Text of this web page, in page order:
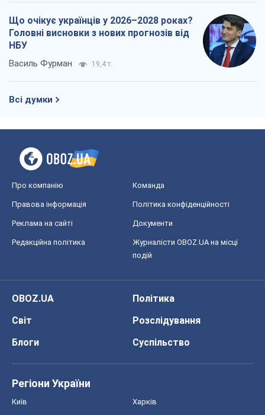
Що очікує українців у 2026–2028 роках?
Головні висновки з нових прогнозів від
НБУ
Василь Фурман 19,4 т.
Всі думки
Про компанію Команда
Правова інформація Політика конфіденційності
Реклама на сайті Документи
Редакційна політика
Журналісти OBOZ.UA на місці
подій
OBOZ.UA
Політика
Світ
Розслідування
Блоги
Суспільство
Регіони України
Київ Харків